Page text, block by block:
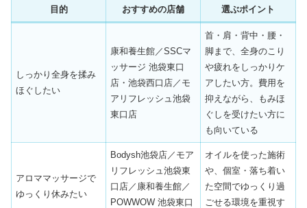
目的 おすすめの店舗 選ぶポイント
しっかり全身を揉み
ほぐしたい
康和養生館／SSCマ
ッサージ 池袋東口
店・池袋西口店／モ
アリフレッシュ池袋
東口店
首・肩・背中・腰・
脚まで、全身のこり
や疲れをしっかりケ
アしたい方。費用を
抑えながら、もみほ
ぐしを受けたい方に
も向いている
アロママッサージで
ゆっくり休みたい
Bodysh池袋店／モア
リフレッシュ池袋東
口店／康和養生館／
POWWOW 池袋東口
オイルを使った施術
や、個室・落ち着い
た空間でゆっくり過
ごせる環境を重視す